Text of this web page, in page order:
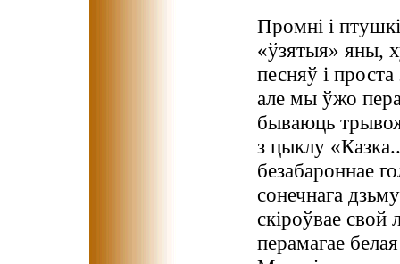
Промні і
«ўзятыя» яны,
песняў і
але мы ўжо
бываюць
з цыклу
безабароннае
сонечнага
скіроўвае
перамагае